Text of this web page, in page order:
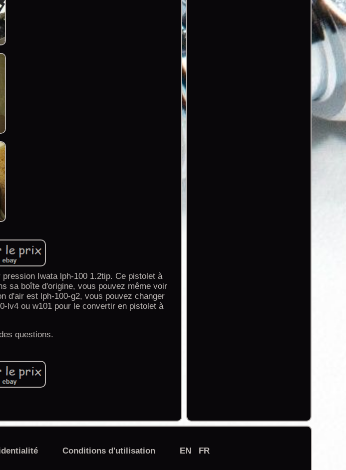
Iwata lph-100 1.2tip. Ce pistolet à
sa boîte d'origine, vous pouvez même voir
d'air est lph-100-g2, vous pouvez changer
lv4 ou w101 pour le convertir en pistolet à
questions.
Conditions d'utilisation EN FR